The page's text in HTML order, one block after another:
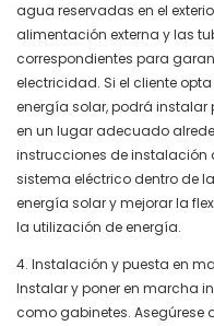
agua reservadas en el
alimentación externa y las
correspondientes para
electricidad. Si el cliente
energía solar, podrá instalar
en un lugar adecuado
instrucciones de instalación
sistema eléctrico dentro de
energía solar y mejorar la
la utilización de energía.
4. Instalación y puesta en
Instalar y poner en marcha
como gabinetes. Asegúrese